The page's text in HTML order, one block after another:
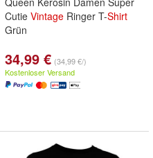
Cutie Vintage Ringer T-Shirt
Grün
34,99 € (34,99 €/)
Kostenloser Versand